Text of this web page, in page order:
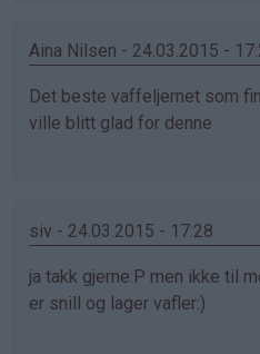
Aina Nilsen - 24.03.2015 -
Det beste vaffeljernet som
ville blitt glad for denne
siv - 24.03.2015 - 17:28
ja takk gjerne:P men ikke til
er snill og lager vafler:)